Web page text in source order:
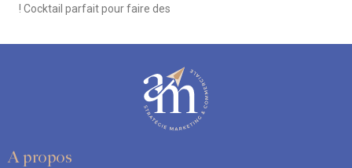
! Cocktail parfait pour faire des
A propos